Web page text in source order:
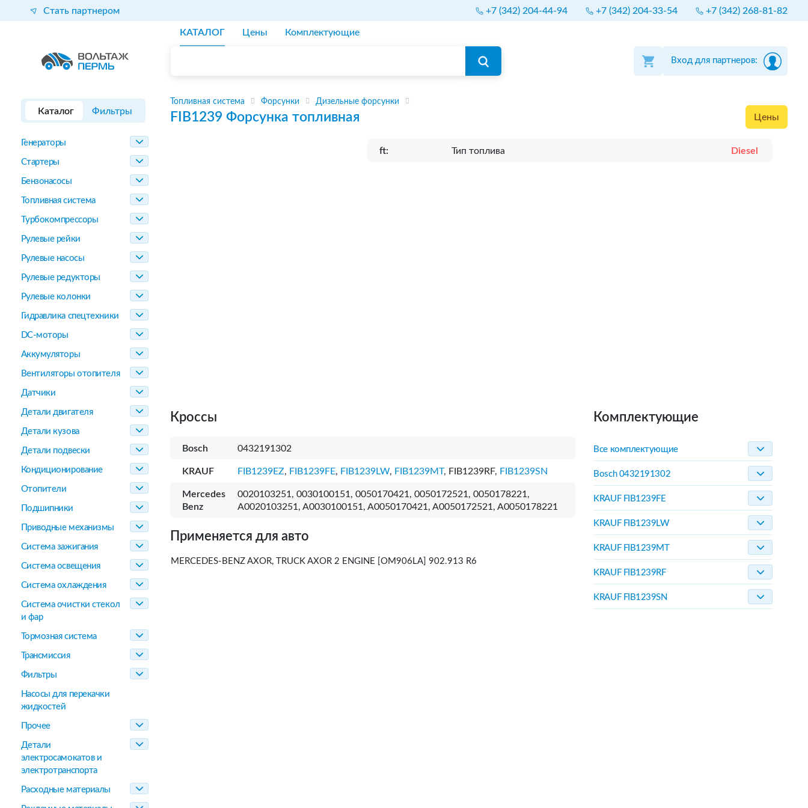
Стать партнером +7 (342) 204-44-94 +7 (342) 204-33-54 +7 (342) 268-81-82
КАТАЛОГ Цены Комплектующие
Вход для партнеров:
Каталог Фильтры
Генераторы
Стартеры
Бензонасосы
Топливная система
Турбокомпрессоры
Рулевые рейки
Рулевые насосы
Рулевые редукторы
Рулевые колонки
Гидравлика спецтехники
DC-моторы
Аккумуляторы
Вентиляторы отопителя
Датчики
Детали двигателя
Детали кузова
Детали подвески
Кондиционирование
Отопители
Подшипники
Приводные механизмы
Система зажигания
Система освещения
Система охлаждения
Система очистки стекол
и фар
Тормозная система
Трансмиссия
Фильтры
Насосы для перекачки
жидкостей
Прочее
Детали
электросамокатов и
электротранспорта
Расходные материалы
Топливная система Форсунки Дизельные форсунки
FIB1239 Форсунка топливная Цены
ft: Тип топлива Diesel
Кроссы
Bosch 0432191302
KRAUF FIB1239EZ, FIB1239FE, FIB1239LW, FIB1239MT, FIB1239RF, FIB1239SN
Mercedes
Benz
0020103251, 0030100151, 0050170421, 0050172521, 0050178221,
A0020103251, A0030100151, A0050170421, A0050172521, A0050178221
Применяется для авто
MERCEDES-BENZ AXOR, TRUCK AXOR 2 ENGINE [OM906LA] 902.913 R6
Комплектующие
Все комплектующие
Bosch 0432191302
KRAUF FIB1239FE
KRAUF FIB1239LW
KRAUF FIB1239MT
KRAUF FIB1239RF
KRAUF FIB1239SN